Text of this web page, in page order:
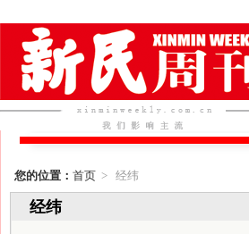
您的位置： 首页 > 经纬
经纬